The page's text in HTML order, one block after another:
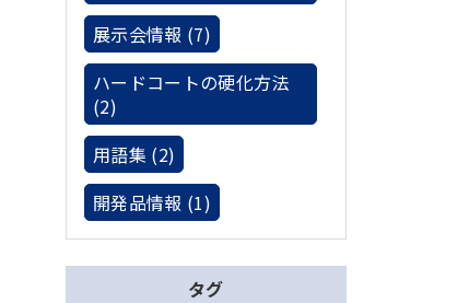
展示会情報 (7)
ハードコートの硬化方法
(2)
用語集 (2)
開発品情報 (1)
タグ